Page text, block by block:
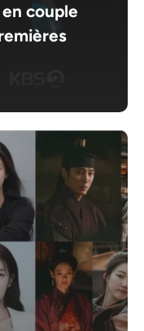
couple